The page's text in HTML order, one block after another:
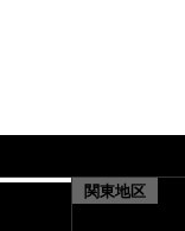
関東地区